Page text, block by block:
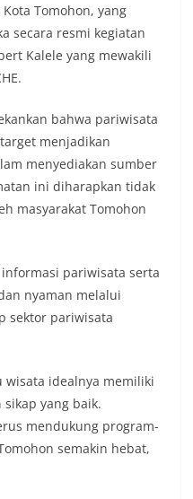
Tomohon, yang
secara resmi kegiatan
Kalele yang mewakili
bahwa pariwisata
menjadikan
menyediakan sumber
ini diharapkan tidak
masyarakat Tomohon
pariwisata serta
nyaman melalui
sektor pariwisata
wisata idealnya memiliki
yang baik.
mendukung program-
semakin hebat,